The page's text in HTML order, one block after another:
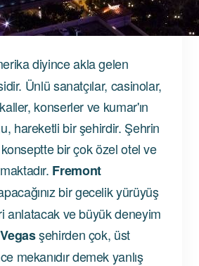
diyince akla gelen
Ünlü sanatçılar, casinolar,
konserler ve kumar'ın
hareketli bir şehirdir. Şehrin
bir çok özel otel ve
Fremont
bir gecelik yürüyüş
anlatacak ve büyük deneyim
şehirden çok, üst
mekanıdır demek yanlış